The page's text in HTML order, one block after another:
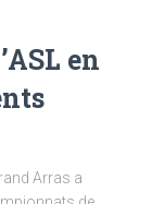
en
Arras a